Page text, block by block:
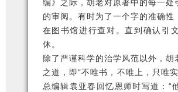
编》之际，胡老对原著中的每一处
的审阅。有时为了一个字的准确性
在图书馆进行查对。直到确认引
休。
除了严谨科学的治学风范以外，胡
之道，即“不唯书，不唯上，只唯
总编辑袁亚春回忆恩师时写道：“